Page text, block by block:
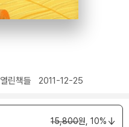
열린책들 2011-12-25
15,800원, 10%